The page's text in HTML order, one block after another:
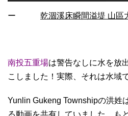
ー 乾涸溪床瞬間溢堤 山區
南投五重場は警告なしに水を放
こしました！実際、それは水域
Yunlin Gukeng Townshipの洪姓